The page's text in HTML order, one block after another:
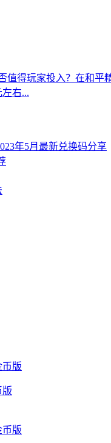
值得玩家投入？在和
右...
年5月最新兑换码分享
版